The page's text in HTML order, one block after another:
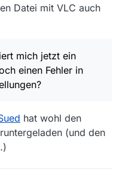
Media Player
“Beim
in Windows Media
jetzt ein wenig…
Datei mit VLC auch
mich jetzt ein
einen Fehler in
hat wohl den
(und den